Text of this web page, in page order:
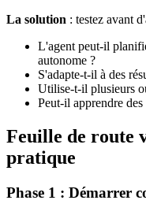
La solution : testez avant
L'agent peut-il
autonome ?
S'adapte-t-il à des
Utilise-t-il plusieurs
Peut-il apprendre
Feuille de route
pratique
Phase 1 : Démarrer